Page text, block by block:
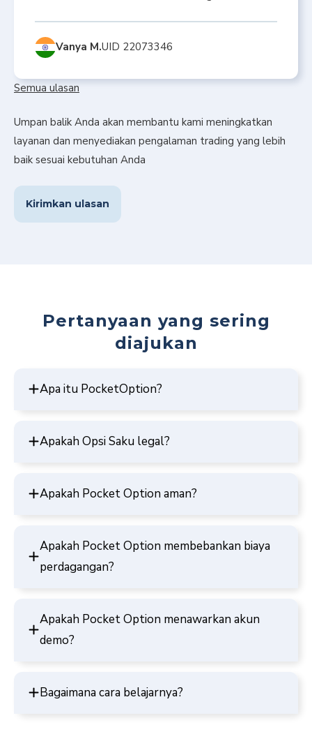
Vanya M.UID 22073346
Semua ulasan
Umpan balik Anda akan membantu kami meningkatkan
layanan dan menyediakan pengalaman trading yang lebih
baik sesuai kebutuhan Anda
Kirimkan ulasan
Pertanyaan yang sering
diajukan
Apa itu PocketOption?
Apakah Opsi Saku legal?
Apakah Pocket Option aman?
Apakah Pocket Option membebankan biaya
perdagangan?
Apakah Pocket Option menawarkan akun
demo?
Bagaimana cara belajarnya?